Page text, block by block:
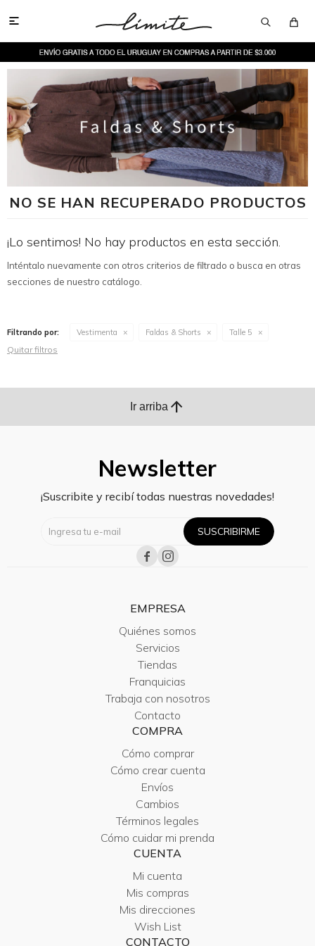

NO SE HAN RECUPERADO PRODUCTOS
¡Lo sentimos! No hay productos en esta sección.
Inténtalo nuevamente con otros criterios de filtrado o busca en otras
secciones de nuestro catálogo.
Filtrando por: Vestimenta Faldas & Shorts Talle 5
Quitar filtros
Ir arriba arrow_upward
Newsletter
¡Suscribite y recibí todas nuestras novedades!
SUSCRIBIRME
 
EMPRESA
Quiénes somos
Servicios
Tiendas
Franquicias
Trabaja con nosotros
Contacto
COMPRA
Cómo comprar
Cómo crear cuenta
Envíos
Cambios
Términos legales
Cómo cuidar mi prenda
CUENTA
Mi cuenta
Mis compras
Mis direcciones
Wish List
CONTACTO